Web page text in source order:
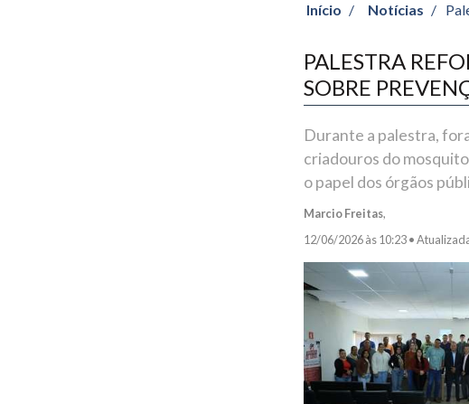
Início / Notícias /
PALESTRA
SOBRE
Durante a palestra,
criadouros do
o papel dos órgãos
Marcio Freitas,
12/06/2026 às 10:23 •